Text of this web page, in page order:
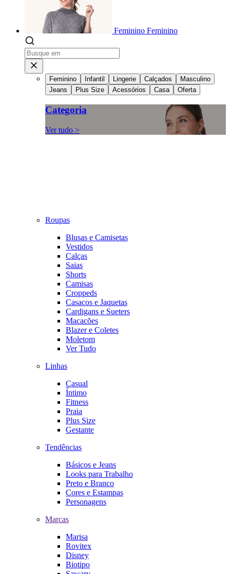
Feminino Feminino
Feminino Infantil Lingerie Calçados
Masculino
Jeans
Plus Size Acessórios Casa Oferta
Categoria
Ver tudo >
Roupas
Blusas e Camisetas
Vestidos
Calças
Saias
Shorts
Camisas
Croppeds
Casacos e Jaquetas
Cardigans e Sueters
Macacões
Blazer e Coletes
Moletom
Ver Tudo
Linhas
Casual
Íntimo
Fitness
Praia
Plus Size
Gestante
Tendências
Básicos e Jeans
Looks para Trabalho
Preto e Branco
Cores e Estampas
Personagens
Marcas
Marisa
Rovitex
Disney
Biotipo